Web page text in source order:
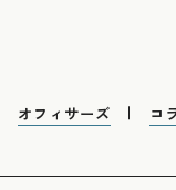
オフィサーズ コ